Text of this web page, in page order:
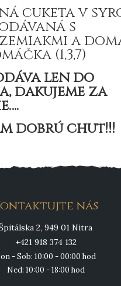
cuketa v
s
a
(1,3,7)
len do
ďakujeme za
dobrú chuť!!!
nás
2, 949 01 Nitra
+421 918 374 132
- Sob: 10:00 - 00:00 hod
Ned: 10:00 - 18:00 hod